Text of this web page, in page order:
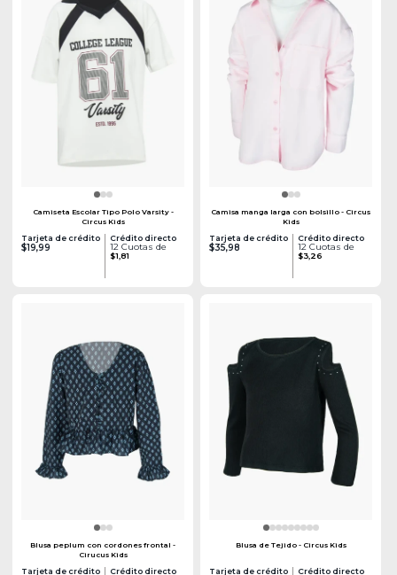
Camiseta Escolar Tipo Polo Varsity -
Circus Kids
Tarjeta de crédito
$19,99
Crédito directo
12 Cuotas de
$1,81
Camisa manga larga con bolsillo - Circus
Kids
Tarjeta de crédito
$35,98
Crédito directo
12 Cuotas de
$3,26
Blusa peplum con cordones frontal -
Cirucus Kids
Tarjeta de crédito Crédito directo
Blusa de Tejido - Circus Kids
Tarjeta de crédito Crédito directo